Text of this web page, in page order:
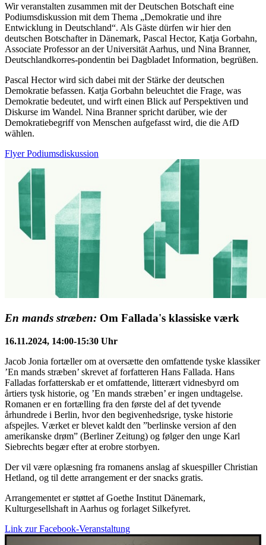
Wir veranstalten zusammen mit der Deutschen Botschaft eine
Podiumsdiskussion mit dem Thema „Demokratie und ihre
Entwicklung in Deutschland“. Als Gäste dürfen wir hier den
deutschen Botschafter in Dänemark, Pascal Hector, Katja Gorbahn,
Associate Professor an der Universität Aarhus, und Nina Branner,
Deutschlandkorres-pondentin bei Dagbladet Information, begrüßen.
Pascal Hector wird sich dabei mit der Stärke der deutschen
Demokratie befassen. Katja Gorbahn beleuchtet die Frage, was
Demokratie bedeutet, und wirft einen Blick auf Perspektiven und
Diskurse im Wandel. Nina Branner spricht darüber, wie der
Demokratiebegriff von Menschen aufgefasst wird, die die AfD
wählen.
Flyer Podiumsdiskussion
En mands stræben: Om Fallada's klassiske værk
16.11.2024, 14:00-15:30 Uhr
Jacob Jonia fortæller om at oversætte den omfattende tyske klassiker
’En mands stræben’ skrevet af forfatteren Hans Fallada. Hans
Falladas forfatterskab er et omfattende, litterært vidnesbyrd om
årtiers tysk historie, og ’En mands stræben’ er ingen undtagelse.
Romanen er en fortælling fra den første del af det tyvende
århundrede i Berlin, hvor den begivenhedsrige, tyske historie
afspejles. Værket er blevet kaldt den ”berlinske version af den
amerikanske drøm” (Berliner Zeitung) og følger den unge Karl
Siebrechts begær efter at erobre storbyen.
Der vil være oplæsning fra romanens anslag af skuespiller Christian
Hetland, og til dette arrangement er der snacks gratis.
Arrangementet er støttet af Goethe Institut Dänemark,
Kulturgesellshaft in Aarhus og forlaget Silkefyret.
Link zur Facebook-Veranstaltung